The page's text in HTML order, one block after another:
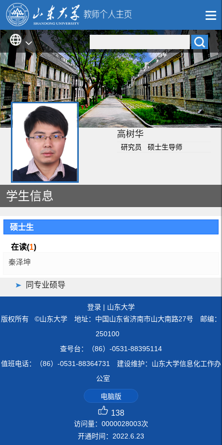
高树华
研究员 硕士生导师
学生信息
硕士生
在读(1)
秦泽坤
同专业硕导
登录 | 山东大学
版权所有 ©山东大学 地址：中国山东省济南市山大南路27号 邮编：
250100
查号台：（86）-0531-88395114
值班电话：（86）-0531-88364731 建设维护：山东大学信息化工作办
公室
电脑版
138
访问量： 0000028003次
开通时间： 2022 6 23